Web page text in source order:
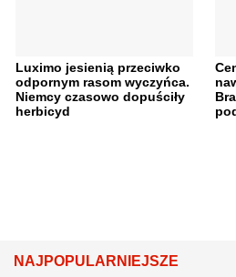
Luximo jesienią przeciwko
odpornym rasom wyczyńca.
Niemcy czasowo dopuściły
herbicyd
NAJPOPULARNIEJSZE